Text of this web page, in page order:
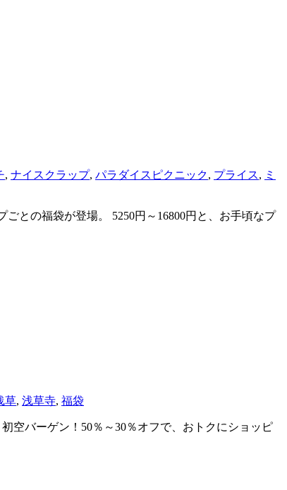
, ナイスクラップ, パラダイスピクニック, プライス, ミ
との福袋が登場。 5250円～16800円と、お手頃なプ
草, 浅草寺, 福袋
空バーゲン！50％～30％オフで、おトクにショッピ